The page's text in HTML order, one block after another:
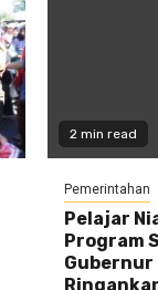
2 min read
Pemerintahan
Pelajar
Program
Gubernur